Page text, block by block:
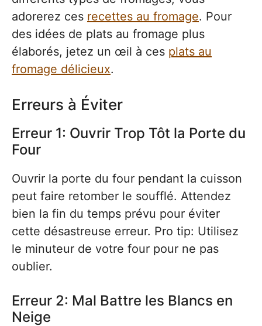
adorerez ces recettes au fromage. Pour
des idées de plats au fromage plus
élaborés, jetez un œil à ces plats au
fromage délicieux.
Erreurs à Éviter
Erreur 1: Ouvrir Trop Tôt la Porte du
Four
Ouvrir la porte du four pendant la cuisson
peut faire retomber le soufflé. Attendez
bien la fin du temps prévu pour éviter
cette désastreuse erreur. Pro tip: Utilisez
le minuteur de votre four pour ne pas
oublier.
Erreur 2: Mal Battre les Blancs en
Neige